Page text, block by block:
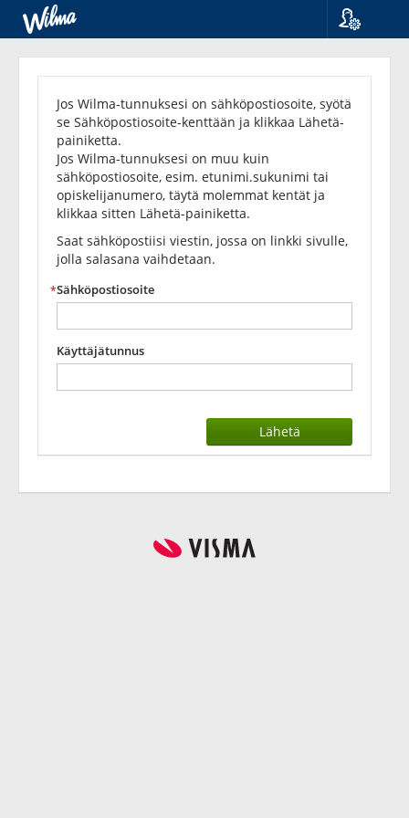
English
Unohditko
salasanasi?
Jos Wilma-tunnuksesi on sähköpostiosoite, syötä
se Sähköpostiosoite-kenttään ja klikkaa Lähetä-
painiketta.
Jos Wilma-tunnuksesi on muu kuin
sähköpostiosoite, esim. etunimi.sukunimi tai
opiskelijanumero, täytä molemmat kentät ja
klikkaa sitten Lähetä-painiketta.
Saat sähköpostiisi viestin, jossa on linkki sivulle,
jolla salasana vaihdetaan.
Sähköpostiosoite
Käyttäjätunnus